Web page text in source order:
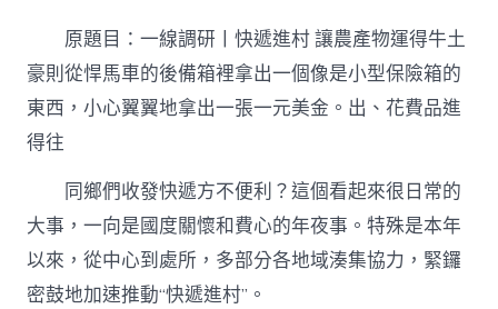
調
研
丨
快
遞
嵐
系
統
傢
俱
原題目：一線調研丨快遞進村 讓農產物運得牛土
豪則從悍馬車的後備箱裡拿出一個像是小型保險箱的
東西，小心翼翼地拿出一張一元美金。出、花費品進
得往
同鄉們收發快遞方不便利？這個看起來很日常的
大事，一向是國度關懷和費心的年夜事。特殊是本年
以來，從中心到處所，多部分各地域湊集協力，緊鑼
密鼓地加速推動“快遞進村”。